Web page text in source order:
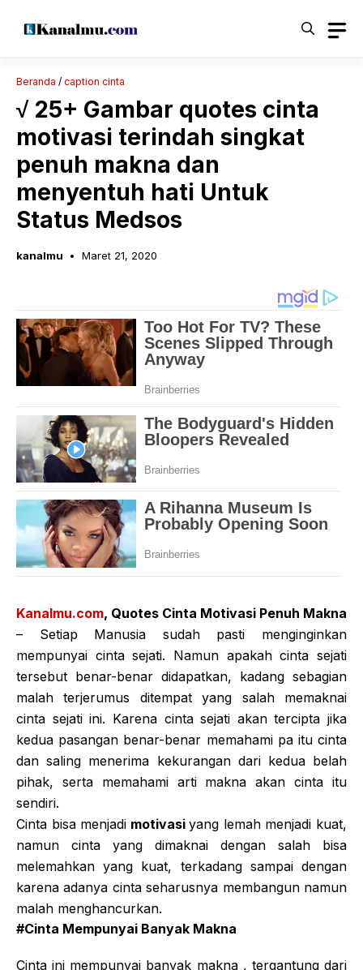
Beranda / caption cinta
√ 25+ Gambar quotes cinta
motivasi terindah singkat
penuh makna dan
menyentuh hati Untuk
Status Medsos
kanalmu Maret 21, 2020
Kanalmu.com, Quotes Cinta Motivasi Penuh Makna
– Setiap Manusia sudah pasti menginginkan
mempunyai cinta sejati. Namun apakah cinta sejati
tersebut benar-benar didapatkan, kadang sebagian
malah terjerumus ditempat yang salah memaknai
cinta sejati ini. Karena cinta sejati akan tercipta jika
kedua pasangan benar-benar memahami pa itu cinta
dan saling menerima kekurangan dari kedua belah
pihak, serta memahami arti makna akan cinta itu
sendiri.
Cinta bisa menjadi motivasiyang lemah menjadi kuat,
namun cinta yang dimaknai dengan salah bisa
melemahkan yang kuat, terkadang sampai dengan
karena adanya cinta seharusnya membangun namun
malah menghancurkan.
#Cinta Mempunyai Banyak Makna
Cinta ini mempunyai banyak makna , tergantung dari